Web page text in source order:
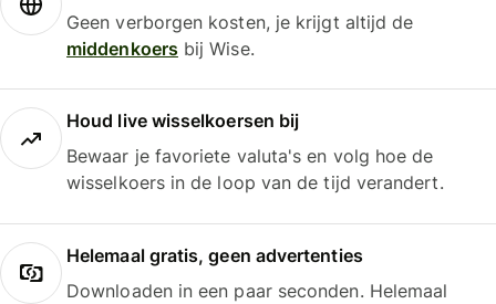
Geen verborgen kosten, je krijgt altijd de
middenkoersbij Wise.
Houd live wisselkoersen bij
Bewaar je favoriete valuta's en volg hoe de
wisselkoers in de loop van de tijd verandert.
Helemaal gratis, geen advertenties
Downloaden in een paar seconden. Helemaal